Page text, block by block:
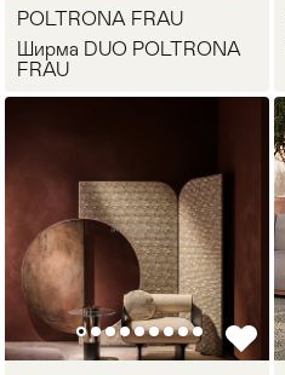
POLTRONA FRAU
Ширма DUO POLTRONA
FRAU